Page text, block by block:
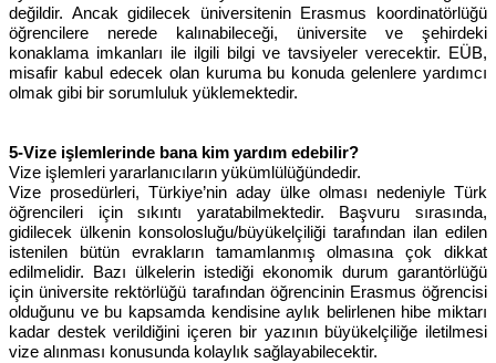
değildir. Ancak gidilecek üniversitenin Erasmus koordinatörlüğü
öğrencilere nerede kalınabileceği, üniversite ve şehirdeki
konaklama imkanları ile ilgili bilgi ve tavsiyeler verecektir. EÜB,
misafir kabul edecek olan kuruma bu konuda gelenlere yardımcı
olmak gibi bir sorumluluk yüklemektedir.
5-Vize işlemlerinde bana kim yardım edebilir?
Vize işlemleri yararlanıcıların yükümlülüğündedir.
Vize prosedürleri, Türkiye’nin aday ülke olması nedeniyle Türk
öğrencileri için sıkıntı yaratabilmektedir. Başvuru sırasında,
gidilecek ülkenin konsolosluğu/büyükelçiliği tarafından ilan edilen
istenilen bütün evrakların tamamlanmış olmasına çok dikkat
edilmelidir. Bazı ülkelerin istediği ekonomik durum garantörlüğü
için üniversite rektörlüğü tarafından öğrencinin Erasmus öğrencisi
olduğunu ve bu kapsamda kendisine aylık belirlenen hibe miktarı
kadar destek verildiğini içeren bir yazının büyükelçiliğe iletilmesi
vize alınması konusunda kolaylık sağlayabilecektir.